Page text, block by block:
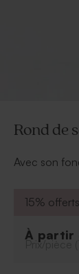
Rond de
Avec son
A15%
À partir
Prix/pièce